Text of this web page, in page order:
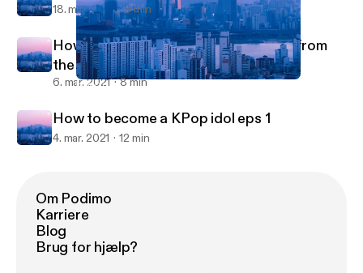
How to choreograph a dance: 10 tips from the pros
18. mar. 2021 9 min
How to choreograph a dance: 10 tips from
the pros
6. mar. 2021 8 min
How to become a KPop idol eps 1
4. mar. 2021 12 min
Om Podimo
Karriere
Blog
Brug for hjælp?